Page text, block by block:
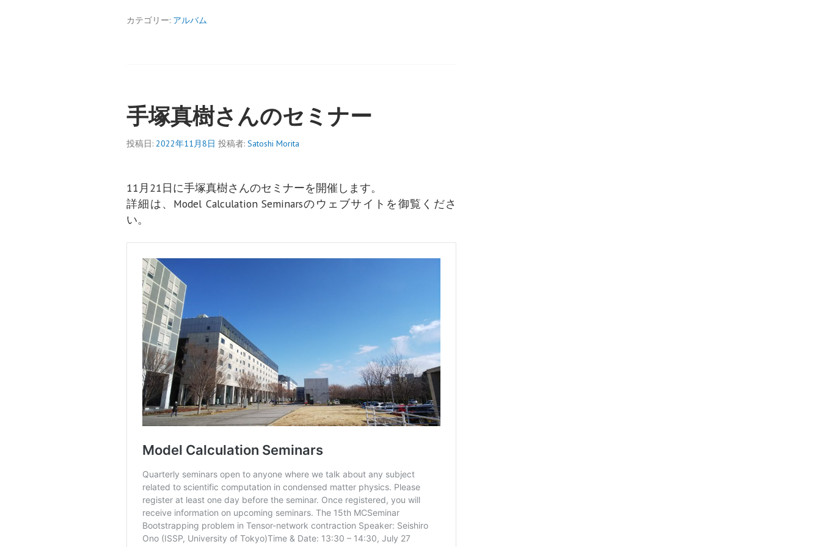
カテゴリー: アルバム
手塚真樹さんのセミナー
投稿日: 2022年11月8日 投稿者: Satoshi Morita
11月21日に手塚真樹さんのセミナーを開催します。
詳細は、Model Calculation Seminarsのウェブサイトを御覧くださ
い。